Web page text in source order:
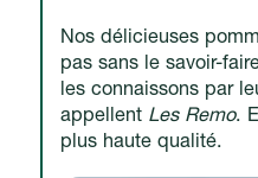
Nos délicieuses
pas sans le savoir-
les connaissons par
appellent Les Remo.
plus haute qualité.